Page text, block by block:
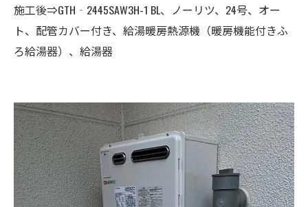
施工後⇒GTH‐2445SAW3H-1 BL、ノーリツ、24号、オー
ト、配管カバー付き、給湯暖房熱源機（暖房機能付きふ
ろ給湯器）、給湯器